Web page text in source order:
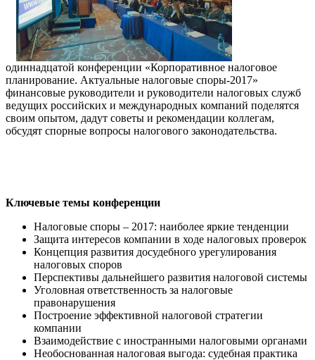
одиннадцатой конференции «Корпоративное налоговое
планирование. Актуальные налоговые споры-2017»
финансовые руководители и руководители налоговых служб
ведущих российских и международных компаний поделятся
своим опытом, дадут советы и рекомендации коллегам,
обсудят спорные вопросы налогового законодательства.
Ключевые темы конференции
Налоговые споры – 2017: наиболее яркие тенденции
Защита интересов компании в ходе налоговых проверок
Концепция развития досудебного урегулирования
налоговых споров
Перспективы дальнейшего развития налоговой системы
Уголовная ответственность за налоговые
правонарушения
Построение эффективной налоговой стратегии
компании
Взаимодействие с иностранными налоговыми органами
Необоснованная налоговая выгода: судебная практика